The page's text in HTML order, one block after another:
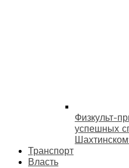
Физкульт-
успешных
Транспорт
Власть